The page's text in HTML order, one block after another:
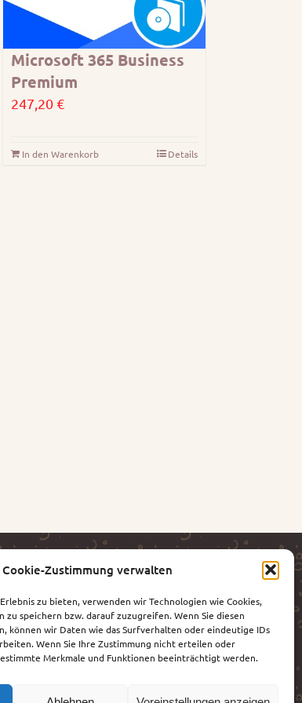
Cookie-Zustimmung verwalten
zu bieten, verwenden wir Technologien wie Cookies,
zu speichern bzw. darauf zuzugreifen. Wenn Sie diesen
können wir Daten wie das Surfverhalten oder eindeutige IDs
Wenn Sie Ihre Zustimmung nicht erteilen oder
Merkmale und Funktionen beeinträchtigt werden.
Microsoft 365 Business
Premium
247,20€
In den Warenkorb Details